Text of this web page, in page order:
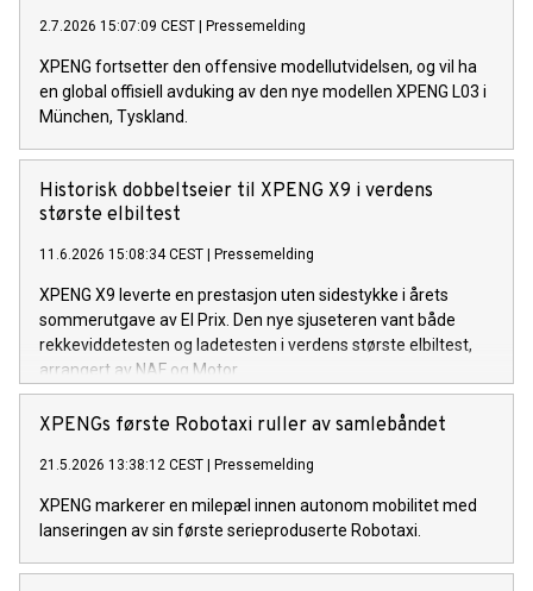
2.7.2026 15:07:09 CEST | Pressemelding
XPENG fortsetter den offensive modellutvidelsen, og vil ha
en global offisiell avduking av den nye modellen XPENG L03 i
München, Tyskland.
Historisk dobbeltseier til XPENG X9 i verdens
største elbiltest
11.6.2026 15:08:34 CEST | Pressemelding
XPENG X9 leverte en prestasjon uten sidestykke i årets
sommerutgave av El Prix. Den nye sjuseteren vant både
rekkeviddetesten og ladetesten i verdens største elbiltest,
arrangert av NAF og Motor.
XPENGs første Robotaxi ruller av samlebåndet
21.5.2026 13:38:12 CEST | Pressemelding
XPENG markerer en milepæl innen autonom mobilitet med
lanseringen av sin første serieproduserte Robotaxi.